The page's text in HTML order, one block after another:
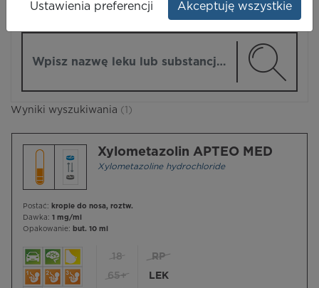
Wyniki wyszukiwania (1)
Xylometazolin APTEO MED
Xylometazoline hydrochloride
Postać: krople do nosa, roztw.
Dawka: 1 mg/ml
Opakowanie: but. 10 ml
18
65+
RP
LEK
Ustawienia preferencji Akceptuję wszystkie